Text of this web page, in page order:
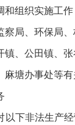
和组织实施工
察局、环保局
镇、公田镇、
塘办事处等有
以下非法生产